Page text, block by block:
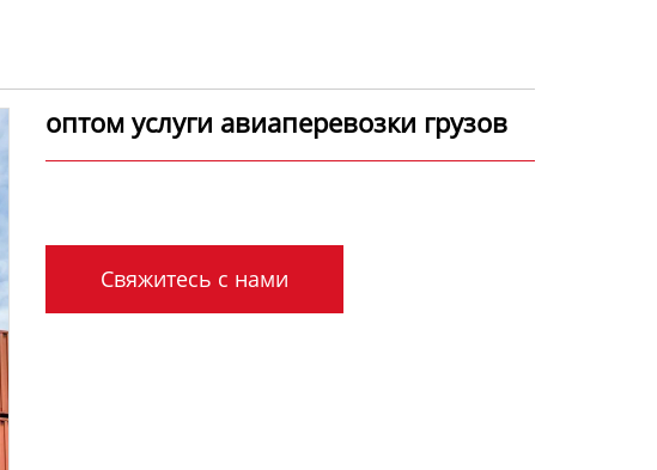
оптом услуги авиаперевозки грузов
Свяжитесь с нами